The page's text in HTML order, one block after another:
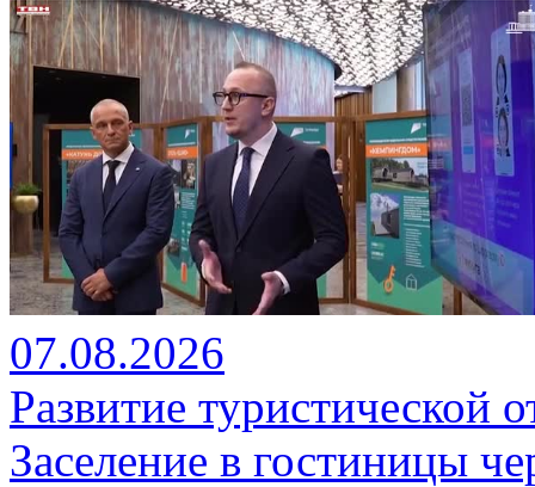
07.08.2026
Развитие туристической
Заселение в гостиницы